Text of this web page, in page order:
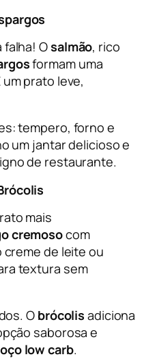
falha! Osalmão, rico
formam uma
prato leve,
tempero, forno e
um jantar delicioso e
de restaurante.
mais
cremosocom
creme de leite ou
textura sem
O brócolis adiciona
saborosa e
low carb.